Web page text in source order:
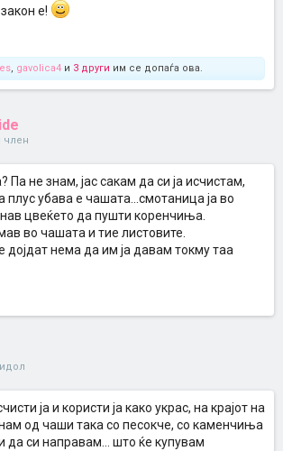
е!
, gavolica4 и 3 други им се допаѓа ова.
член
Па не знам, јас сакам да си ја исчистам,
плус убава е чашата...смотаница ја во
цвеќето да пушти коренчиња.
во чашата и тие листовите.
дојдат нема да им ја давам токму таа
ја и користи ја како украс, на крајот на
од чаши така со песокче, со каменчиња
да си направам... што ќе купувам